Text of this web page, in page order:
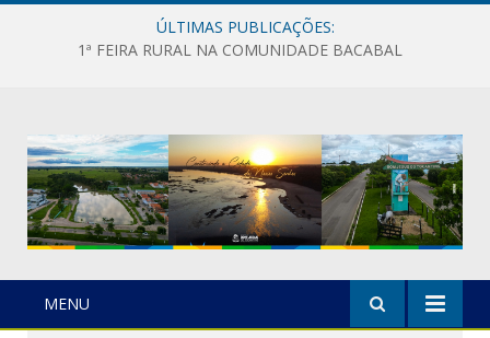
ÚLTIMAS PUBLICAÇÕES:
1ª FEIRA RURAL NA COMUNIDADE BACABAL
MENU